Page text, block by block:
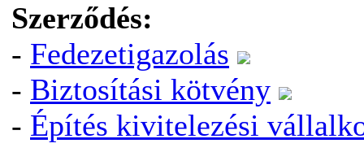
Szerződés:
- Fedezetigazolás
- Biztosítási kötvény
- Építés kivitelezési